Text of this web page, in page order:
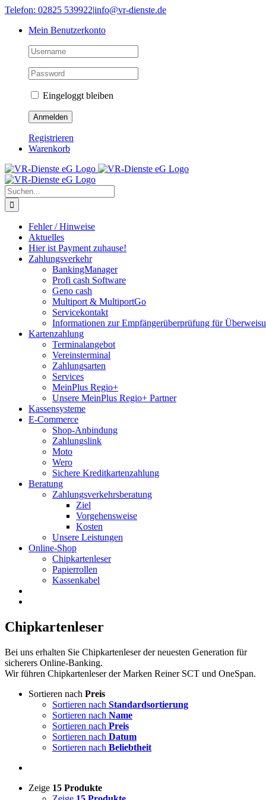
Skip
content
Telefon: 02825 539922|info@vr-dienste.de
Mein Benutzerkonto
Eingeloggt bleiben
Registrieren
Warenkorb
Suche
nach:
Fehler / Hinweise
Aktuelles
Hier ist Payment zuhause!
Zahlungsverkehr
BankingManager
Profi cash Software
Geno cash
Multiport & MultiportGo
Servicekontakt
Informationen zur Empfängerüberprüfung für
Kartenzahlung
Terminalangebot
Vereinsterminal
Zahlungsarten
Services
MeinPlus Regio+
Unsere MeinPlus Regio+ Partner
Kassensysteme
E-Commerce
Shop-Anbindung
Zahlungslink
Moto
Wero
Sichere Kreditkartenzahlung
Beratung
Zahlungsverkehrsberatung
Ziel
Vorgehensweise
Kosten
Unsere Leistungen
Online-Shop
Chipkartenleser
Papierrollen
Kassenkabel
Chipkartenleser
Bei uns erhalten Sie Chipkartenleser der neuesten Generation für
sicherers Online-Banking.
Wir führen Chipkartenleser der Marken Reiner SCT und OneSpan.
Sortieren nach Preis
Sortieren nach Standardsortierung
Sortieren nach Name
Sortieren nach Preis
Sortieren nach Datum
Sortieren nach Beliebtheit
Zeige 15 Produkte